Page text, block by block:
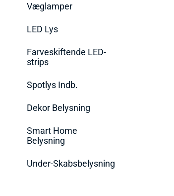
Væglamper
LED Lys
Farveskiftende LED-
strips
Spotlys Indb.
Dekor Belysning
Smart Home
Belysning
Under-Skabsbelysning